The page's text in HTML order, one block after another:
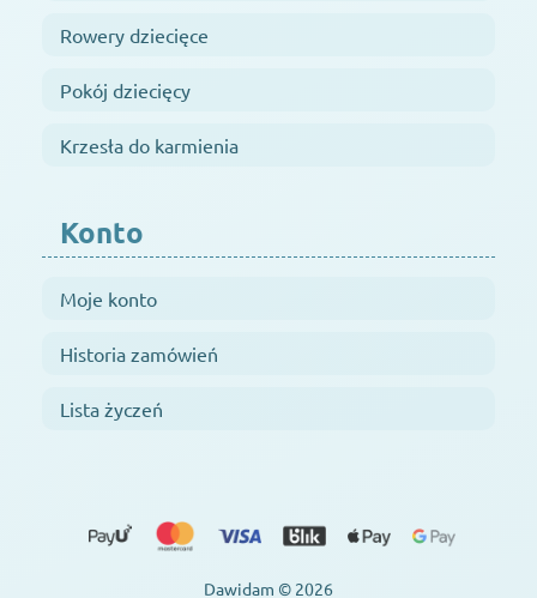
Rowery dziecięce
Pokój dziecięcy
Krzesła do karmienia
Konto
Moje konto
Historia zamówień
Lista życzeń
Dawidam © 2026